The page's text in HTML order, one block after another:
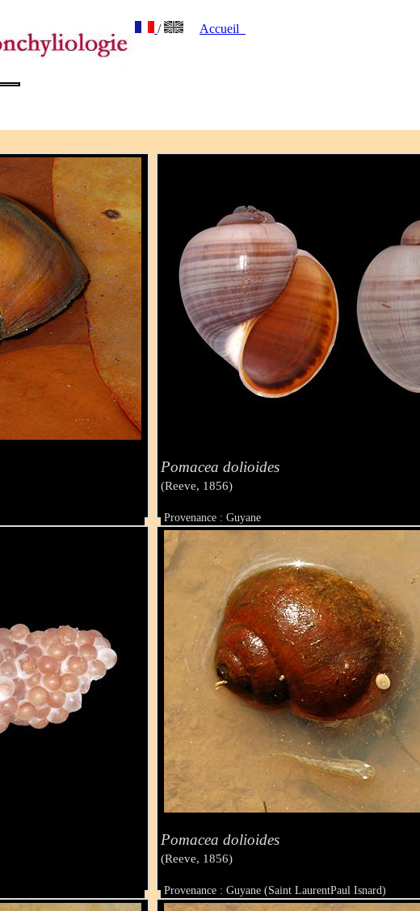
/ Accueil
Pomacea dolioides
(Reeve, 1856)
Provenance : Guyane
Taille : 52 mm
Pomacea dolioides
(Reeve, 1856)
Provenance : Guyane (Saint LaurentPaul Isnard)
Taille :